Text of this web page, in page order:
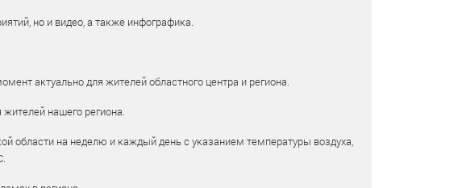
но и видео, а также инфографика.
актуально для жителей областного центра и региона.
нашего региона.
области на неделю и каждый день с указанием температуры воздуха,